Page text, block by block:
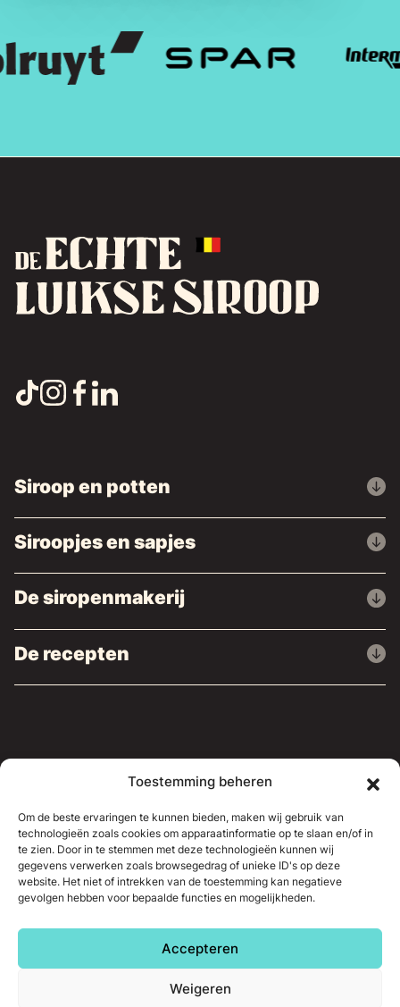
Toestemming beheren
Om de beste ervaringen te kunnen bieden, maken wij gebruik van
technologieën zoals cookies om apparaatinformatie op te slaan en/of in
te zien. Door in te stemmen met deze technologieën kunnen wij
gegevens verwerken zoals browsegedrag of unieke ID's op deze
website. Het niet of intrekken van de toestemming kan negatieve
gevolgen hebben voor bepaalde functies en mogelijkheden.
Accepteren
Weigeren
Siroop en potten
Siroopjes en sapjes
De siropenmakerij
De recepten
Neem contact op
© 2026 - Siroop uit Luik.Website en
webmarketingstrategie gerealiseerd door LOCALISY